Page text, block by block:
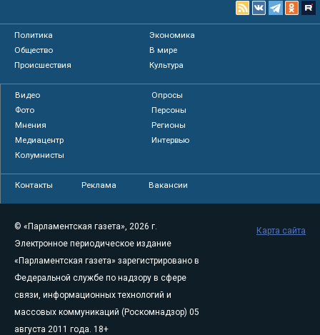
Политика
Экономика
Общество
В мире
Происшествия
Культура
Видео
Опросы
Фото
Персоны
Мнения
Регионы
Медиацентр
Интервью
Колумнисты
Контакты Реклама Вакансии
© «Парламентская газета», 2026 г.
Электронное периодическое издание
«Парламентская газета» зарегистрировано в
Федеральной службе по надзору в сфере
связи, информационных технологий и
массовых коммуникаций (Роскомнадзор) 05
августа 2011 года. 18+
Карта сайта